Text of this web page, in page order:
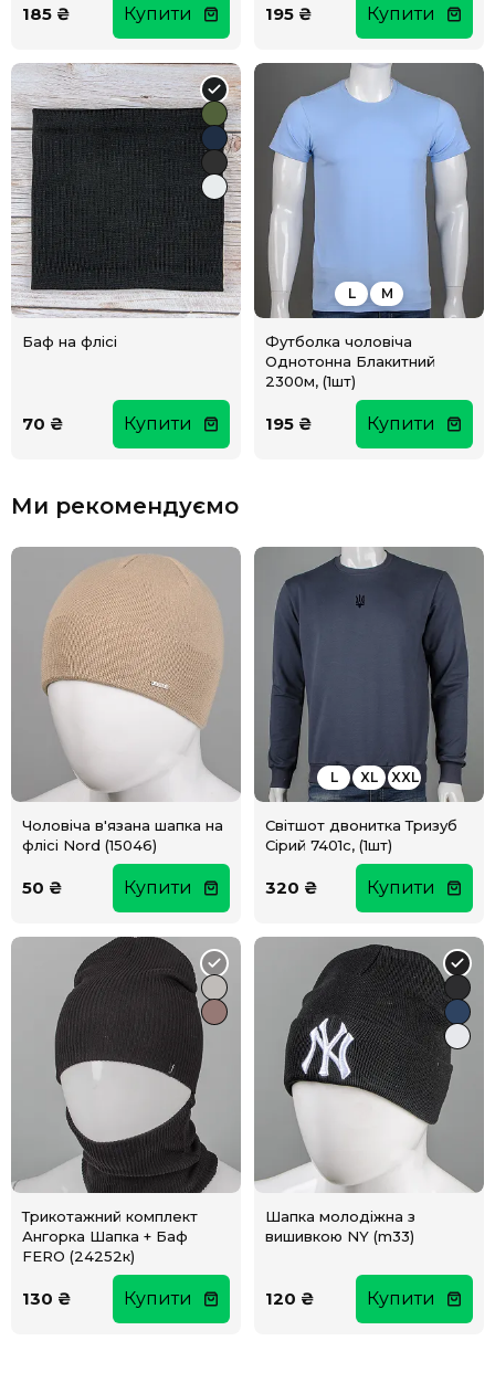
185 ₴ Купити 195 ₴ Купити
Баф на флісі
70 ₴ Купити
L M
Футболка чоловіча
Однотонна Блакитний
2300м, (1шт)
195 ₴ Купити
Ми рекомендуємо
Чоловіча в'язана шапка на
флісі Nord (15046)
50 ₴ Купити
L XL XXL
Світшот двонитка Тризуб
Сірий 7401с, (1шт)
320 ₴ Купити
Трикотажний комплект
Ангорка Шапка + Баф
FERO (24252к)
130 ₴ Купити
Шапка молодіжна з
вишивкою NY (m33)
120 ₴ Купити